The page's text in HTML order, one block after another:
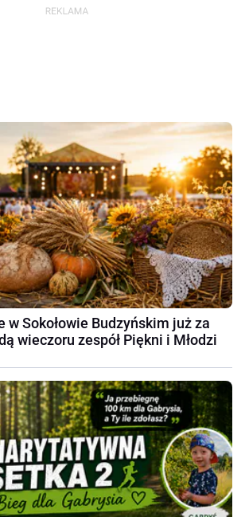
w Sokołowie Budzyńskim już za
wieczoru zespół Piękni i Młodzi